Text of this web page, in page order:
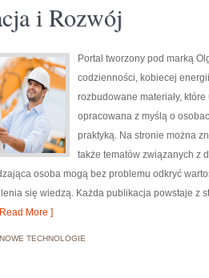
i Rozwój
Portal tworzony pod marką
codzienności, kobiecej
rozbudowane materiały,
opracowana z myślą o
praktyką. Na stronie można
także tematów związanych z
osoba mogą bez problemu odkryć
się wiedzą. Każda publikacja powstaje z
More ]
NOWE TECHNOLOGIE